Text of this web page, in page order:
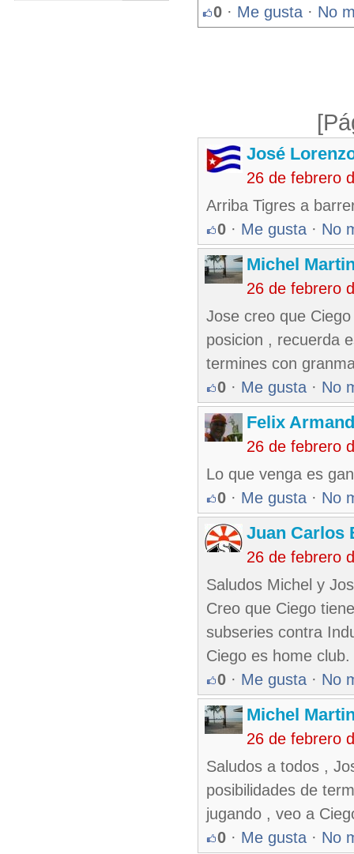
0 · Me gusta · No
José
26 de febrero
Arriba Tigres a
0 · Me gusta · No
Michel
26 de febrero
Jose creo que
posicion , recuerda
termines con
0 · Me gusta · No
Felix
26 de febrero
Lo que venga es
0 · Me gusta · No
Juan Carlos
26 de febrero
Saludos Michel y
Creo que Ciego
subseries contra
Ciego es home club.
0 · Me gusta · No
Michel
26 de febrero
Saludos a todos ,
posibilidades de
jugando , veo a
0 · Me gusta · No